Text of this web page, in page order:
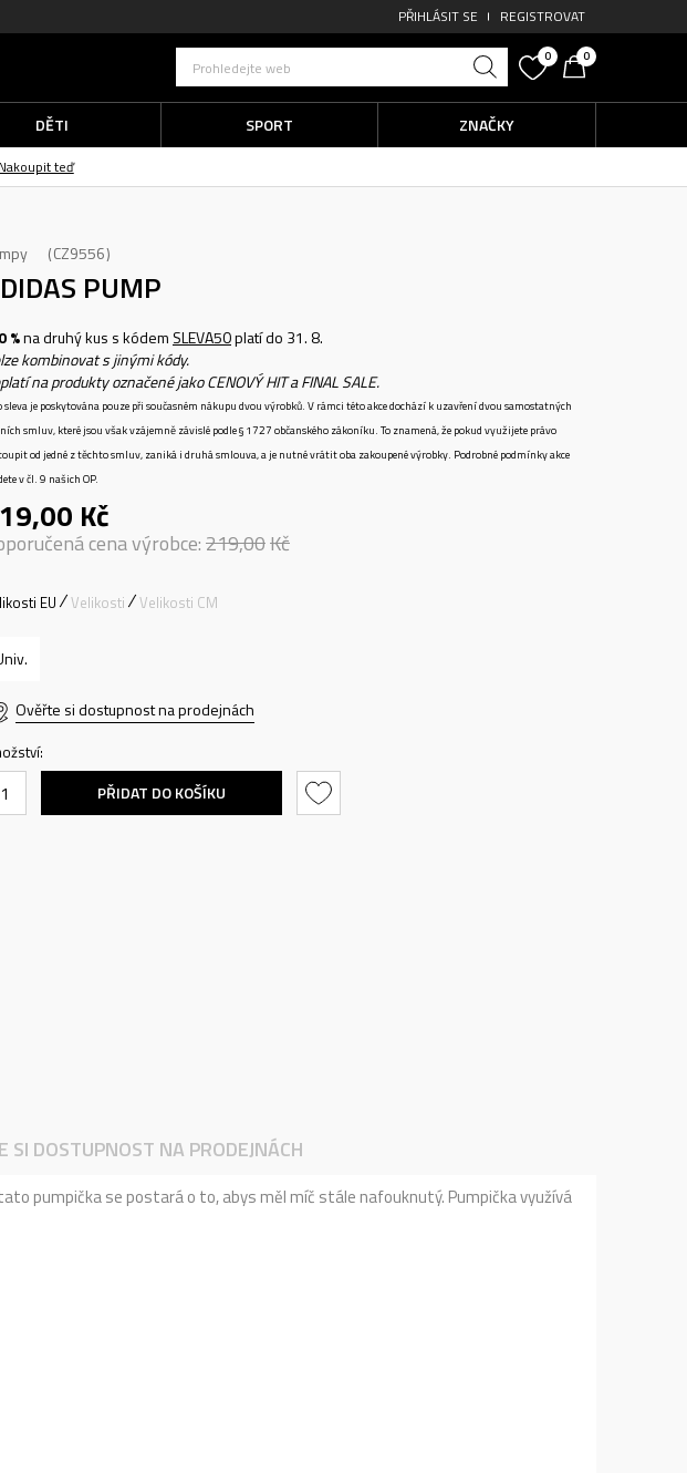
PŘIHLÁSIT SE REGISTROVAT
Prohledejte web
0 0
DĚTI SPORT
ZNAČKY
Nakoupit teď
CZ9556
PUMP
%na druhý kus s kódem SLEVA50platí do 31. 8.
kombinovat s jinými kódy.
na produkty označené jako CENOVÝ HIT a FINAL SALE.
sleva je poskytována pouze při současném nákupu dvou výrobků. V rámci této akce dochází k uzavření dvou samostatných
smluv, které jsou však vzájemně závislé podle § 1727 občanského zákoníku. To znamená, že pokud využijete právo
od jedné z těchto smluv, zaniká i druhá smlouva, a je nutné vrátit oba zakoupené výrobky. Podrobné podmínky akce
v čl. 9 našich OP.
Kč
cena výrobce:219,00Kč
EU Velikosti Velikosti CM
Ověřte si dostupnost na prodejnách
PŘIDAT DO KOŠÍKU
SI DOSTUPNOST NA PRODEJNÁCH
pumpička se postará o to, abys měl míč stále nafouknutý. Pumpička využívá